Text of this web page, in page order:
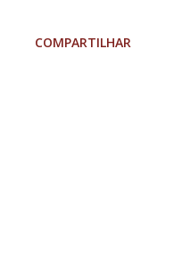
COMPARTILHAR